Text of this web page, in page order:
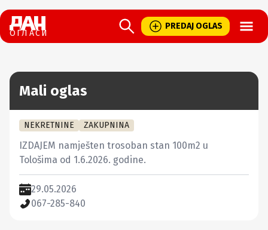
ОГЛАСИ
PREDAJ OGLAS
Mali oglas
NEKRETNINE ZAKUPNINA
IZDAJEM namješten trosoban stan 100m2 u
Tološima od 1.6.2026. godine.
29.05.2026
067-285-840